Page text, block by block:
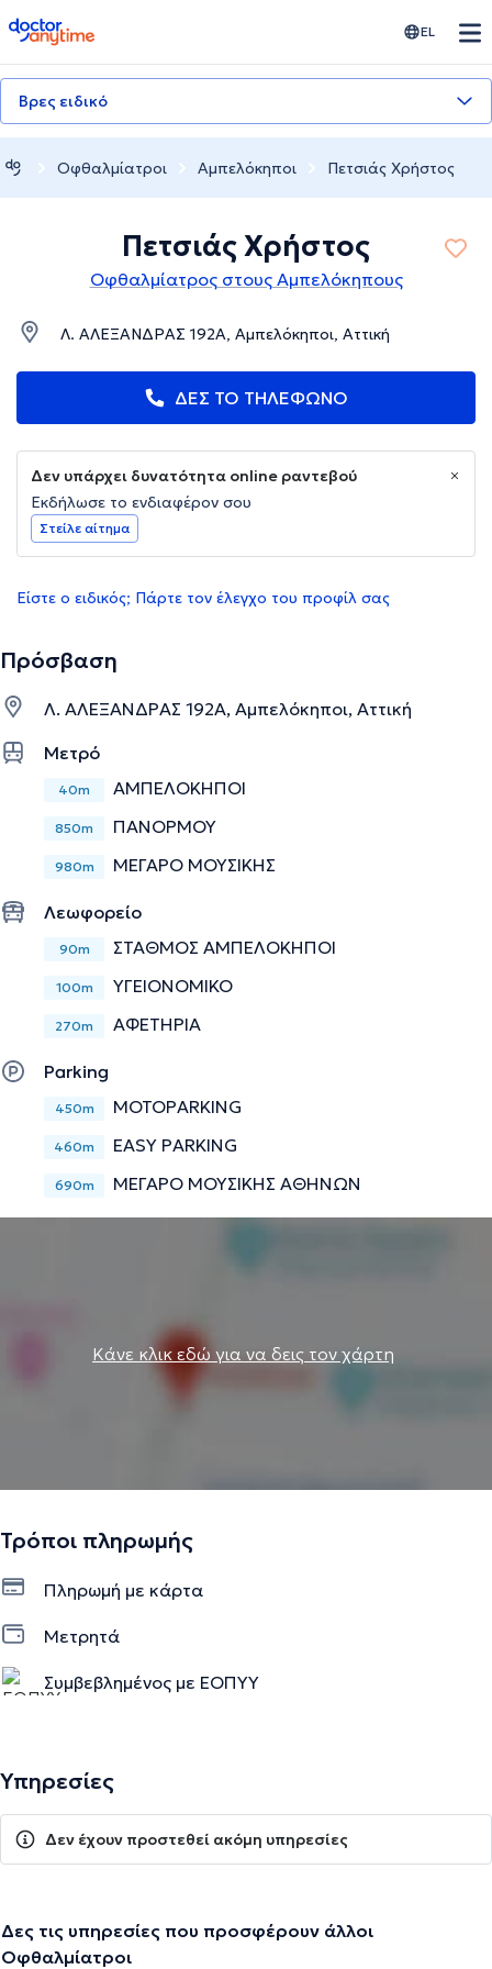
doctoranytime EL
Βρες ειδικό
Οφθαλμίατροι Αμπελόκηποι Πετσιάς Χρήστος
Πετσιάς Χρήστος
Οφθαλμίατρος στους Αμπελόκηπους
Λ. ΑΛΕΞΑΝΔΡΑΣ 192Α, Αμπελόκηποι, Αττική
ΔΕΣ ΤΟ ΤΗΛΕΦΩΝΟ
Δεν υπάρχει δυνατότητα online ραντεβού
Εκδήλωσε το ενδιαφέρον σου
Στείλε αίτημα
Είστε ο ειδικός; Πάρτε τον έλεγχο του προφίλ σας
Πρόσβαση
Λ. ΑΛΕΞΑΝΔΡΑΣ 192Α, Αμπελόκηποι, Αττική
Μετρό
40m ΑΜΠΕΛΟΚΗΠΟΙ
850m ΠΑΝΟΡΜΟΥ
980m ΜΕΓΑΡΟ ΜΟΥΣΙΚΗΣ
Λεωφορείο
90m ΣΤΑΘΜΟΣ ΑΜΠΕΛΟΚΗΠΟΙ
100m ΥΓΕΙΟΝΟΜΙΚΟ
270m ΑΦΕΤΗΡΙΑ
Parking
450m MOTOPARKING
460m EASY PARKING
690m ΜΕΓΑΡΟ ΜΟΥΣΙΚΗΣ ΑΘΗΝΩΝ
Κάνε κλικ εδώ για να δεις τον χάρτη
Τρόποι πληρωμής
Πληρωμή με κάρτα
Μετρητά
Συμβεβλημένος με ΕΟΠΥΥ
Υπηρεσίες
Δεν έχουν προστεθεί ακόμη υπηρεσίες
Δες τις υπηρεσίες που προσφέρουν άλλοι
Οφθαλμίατροι